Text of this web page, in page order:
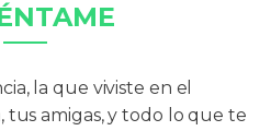
la que viviste en el
tus amigas, y todo lo que te